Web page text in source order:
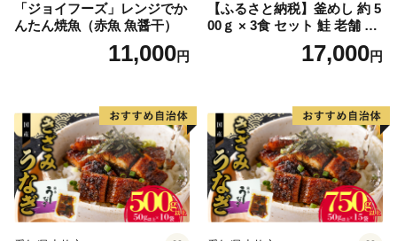
「ジョイフーズ」レンジでか
んたん焼魚（赤魚 魚醤干）
11,000円
【ふるさと納税】釜めし 約 5
00ｇ × 3食 セット 鮭 老舗 急
速冷凍 レンチン 時短 簡単調
理 食品 加工品 海鮮 手作り
り寄せグルメ 愛知県 小牧市
送料無料
17,000円